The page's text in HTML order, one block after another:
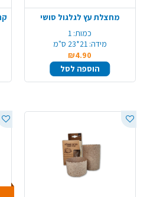
מחצלת עץ לגלגול סושי
כמות: 1
מידה: 21*23 ס"מ
₪4.90
הוספה לסל